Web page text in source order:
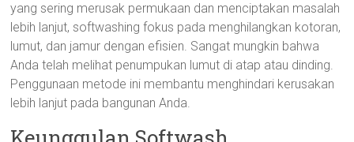
yang sering merusak permukaan dan menciptakan masalah
lebih lanjut, softwashing fokus pada menghilangkan kotoran,
lumut, dan jamur dengan efisien. Sangat mungkin bahwa
Anda telah melihat penumpukan lumut di atap atau dinding.
Penggunaan metode ini membantu menghindari kerusakan
lebih lanjut pada bangunan Anda.